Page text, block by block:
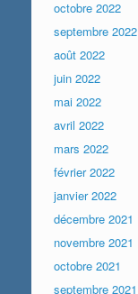
octobre 2022
septembre 2022
août 2022
juin 2022
mai 2022
avril 2022
mars 2022
février 2022
janvier 2022
décembre 2021
novembre 2021
octobre 2021
septembre 2021